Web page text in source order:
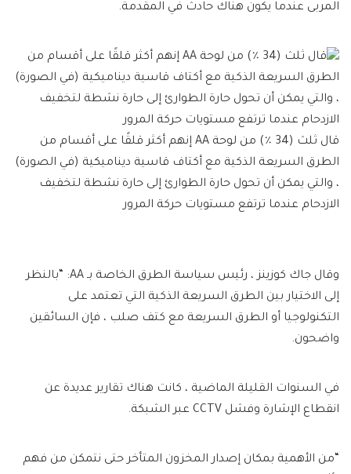
المربى عندما يكون هناك حادث في المقدمة.
قال ثلث (34 ٪) من لوحة AA إنهم أكثر قلقًا على أقسام من
الطرق السريعة الذكية مع أكتاف قاسية ديناميكية (في الصورة)
، والتي يمكن أن تحول حارة الطوارئ إلى حارة نشطة لتخفيف
الازدحام عندما ترتفع مستويات حركة المرور
وقال جاك كوزينز ، رئيس سياسة الطرق الخاصة بـ AA: “بالنظر
إلى الاختيار بين الطرق السريعة الذكية التي تعتمد على
التكنولوجيا أو الطرق السريعة مع كتف صلب ، فإن السائقين
واضحون.
في السنوات القليلة الماضية ، كانت هناك تقارير عديدة عن
انقطاع الإشارة وفشل CCTV عبر الشبكة.
“من الأهمية بمكان إصدار المخزون المتأخر حتى نتمكن من فهم